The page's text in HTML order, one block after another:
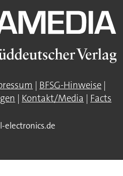
| BFSG-Hinweise |
| Kontakt/Media | Facts
electronics.de